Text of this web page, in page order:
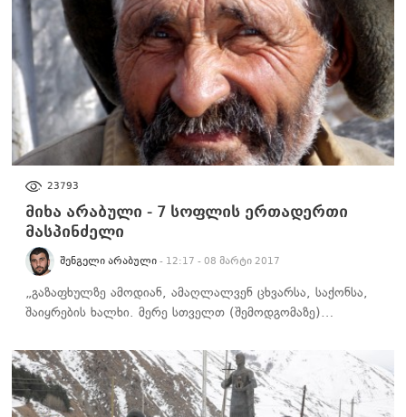
23793
მიხა არაბული - 7 სოფლის ერთადერთი
მასპინძელი
ᲨᲔᲜᲒᲔᲚᲘ ᲐᲠᲐᲑᲣᲚᲘ - 12:17 - 08 მარტი 2017
„გაზაფხულზე ამოდიან, ამაღლალვენ ცხვარსა, საქონსა,
შაიყრების ხალხი. მერე სთველთ (შემოდგომაზე)…